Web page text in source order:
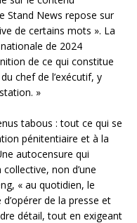
Stand News repose sur
de certains mots ». La
de 2024
de ce qui constitue
chef de l’exécutif, y
»
tabous : tout ce qui se
pénitentiaire et à la
autocensure qui
non d’une
« au quotidien, le
de la presse et
détail, tout en exigeant